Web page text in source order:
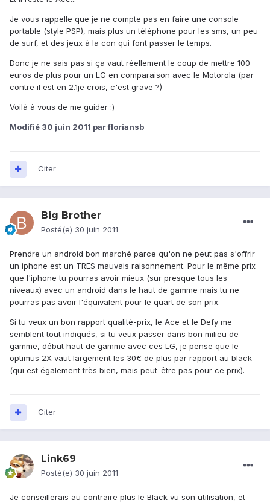
Je vous rappelle que je ne compte pas en faire une console
portable (style PSP), mais plus un téléphone pour les sms, un peu
de surf, et des jeux à la con qui font passer le temps.
Donc je ne sais pas si ça vaut réellement le coup de mettre 100
euros de plus pour un LG en comparaison avec le Motorola (par
contre il est en 2.1je crois, c'est grave ?)
Voilà à vous de me guider :)
Modifié 30 juin 2011 par floriansb
Citer
Big Brother
Posté(e) 30 juin 2011
Prendre un android bon marché parce qu'on ne peut pas s'offrir
un iphone est un TRES mauvais raisonnement. Pour le même prix
que l'iphone tu pourras avoir mieux (sur presque tous les
niveaux) avec un android dans le haut de gamme mais tu ne
pourras pas avoir l'équivalent pour le quart de son prix.
Si tu veux un bon rapport qualité-prix, le Ace et le Defy me
semblent tout indiqués, si tu veux passer dans bon milieu de
gamme, début haut de gamme avec ces LG, je pense que le
optimus 2X vaut largement les 30€ de plus par rapport au black
(qui est également très bien, mais peut-être pas pour ce prix).
Citer
Link69
Posté(e) 30 juin 2011
Je conseillerais au contraire plus le Black vu son utilisation, et